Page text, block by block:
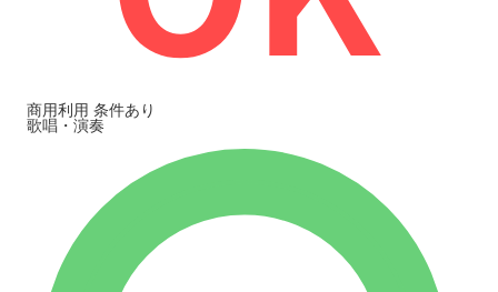
商用利用 条件あり
歌唱・演奏